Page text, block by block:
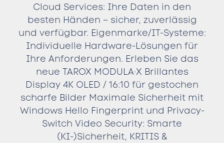
Cloud Services: Ihre Daten in den
besten Händen – sicher, zuverlässig
und verfügbar. Eigenmarke/IT-Systeme:
Individuelle Hardware-Lösungen für
Ihre Anforderungen. Erleben Sie das
neue TAROX MODULA·X Brillantes
Display 4K OLED / 16:10 für gestochen
scharfe Bilder Maximale Sicherheit mit
Windows Hello Fingerprint und Privacy-
Switch Video Security: Smarte
(KI-)Sicherheit, KRITIS &